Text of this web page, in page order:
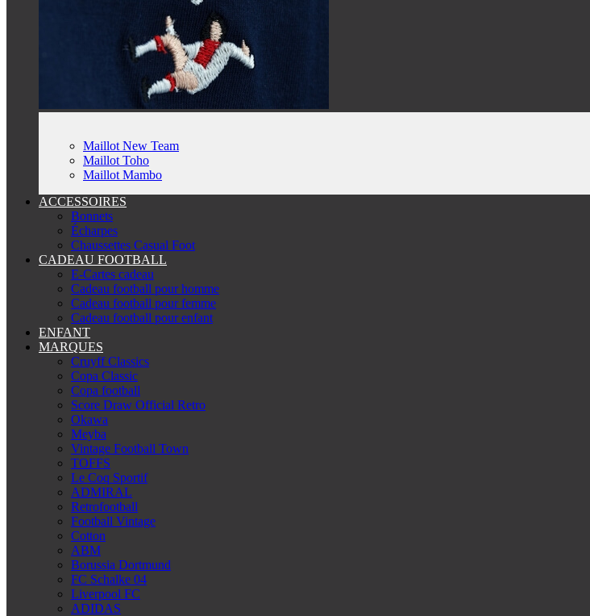
Maillot New Team
Maillot Toho
Maillot Mambo
ACCESSOIRES
Bonnets
Écharpes
Chaussettes Casual Foot
CADEAU FOOTBALL
E-Cartes cadeau
Cadeau football pour homme
Cadeau football pour femme
Cadeau football pour enfant
ENFANT
MARQUES
Cruyff Classics
Copa Classic
Copa football
Score Draw Official Retro
Okawa
Meyba
Vintage Football Town
TOFFS
Le Coq Sportif
ADMIRAL
Retrofootball
Football Vintage
Cotton
ABM
Borussia Dortmund
FC Schalke 04
Liverpool FC
ADIDAS